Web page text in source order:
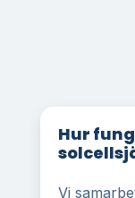
Hur
Vi